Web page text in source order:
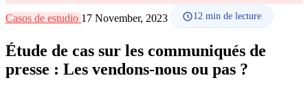
Casos de estudio 17 November, 2023 12 min de lecture
Étude de cas sur les communiqués de
presse : Les vendons-nous ou pas ?